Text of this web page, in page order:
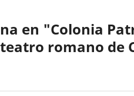
en "Colonia
romano de